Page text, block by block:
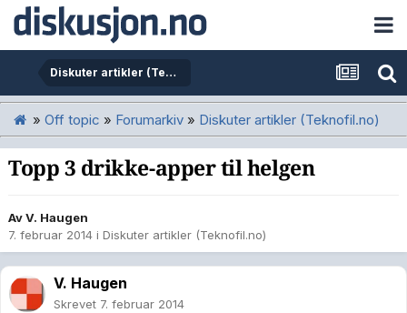
Diskuter artikler (Teknofil.no)
» Off topic » Forumarkiv » Diskuter artikler (Teknofil.no)
Topp 3 drikke-apper til helgen
AvV. Haugen
7. februar 2014 i Diskuter artikler (Teknofil.no)
V. Haugen
Skrevet 7. februar 2014